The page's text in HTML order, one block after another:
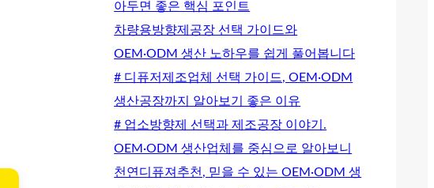
아두면 좋은 핵심 포인트
차량용방향제공장 선택 가이드와
OEM·ODM 생산 노하우를 쉽게 풀어봅니다
# 디퓨저제조업체 선택 가이드, OEM·ODM
생산공장까지 알아보기 좋은 이유
# 업소방향제 선택과 제조공장 이야기.
OEM·ODM 생산업체를 중심으로 알아보니
천연디퓨져추천, 믿을 수 있는 OEM·ODM 생